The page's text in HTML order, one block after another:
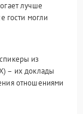
лучше
гости могли
из
– их доклады
отношениями